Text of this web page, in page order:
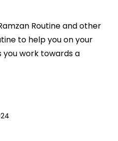
Routine and other
to help you on your
work towards a